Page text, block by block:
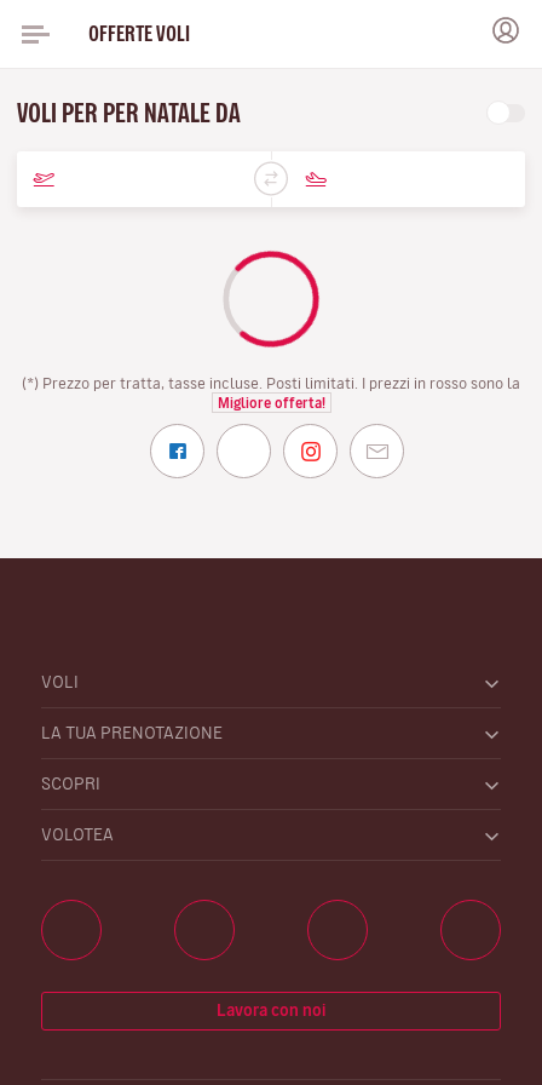
OFFERTE VOLI
VOLI PER PER NATALE DA
(*) Prezzo per tratta, tasse incluse. Posti limitati. I prezzi in rosso sono la
Migliore offerta!
VOLI
LA TUA PRENOTAZIONE
SCOPRI
VOLOTEA
Lavora con noi